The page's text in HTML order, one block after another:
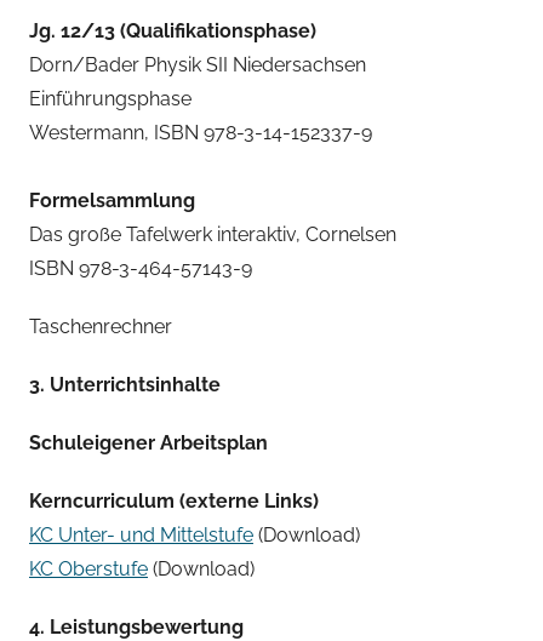
Jg. 12/13 (Qualifikationsphase)
Dorn/Bader Physik SII Niedersachsen
Einführungsphase
Westermann, ISBN 978-3-14-152337-9
Formelsammlung
Das große Tafelwerk interaktiv, Cornelsen
ISBN 978-3-464-57143-9
Taschenrechner
3. Unterrichtsinhalte
Schuleigener Arbeitsplan
Kerncurriculum (externe Links)
KC Unter- und Mittelstufe (Download)
KC Oberstufe (Download)
4. Leistungsbewertung